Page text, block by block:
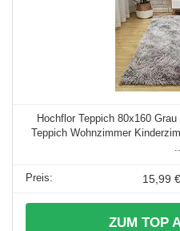
Hochflor Teppich 80x160
Teppich Wohnzimmer
15,99 €
ZUM TOP